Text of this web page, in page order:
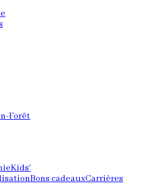
Forêt
Kids'
Bons cadeauxCarrières